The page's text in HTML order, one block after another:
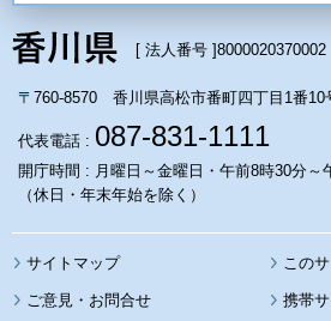
[ 法人番号 ]8000020370002
〒760-8570 香川県高松市番町四丁目1番10
代表電話 : 087-831-1111
開庁時間 : 月曜日～金曜日・午前8時30分～
（休日・年末年始を除く）
サイトマップ この
携帯サ